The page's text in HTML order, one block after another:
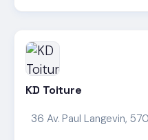
KD Toiture
36 Av. Paul Langevin,